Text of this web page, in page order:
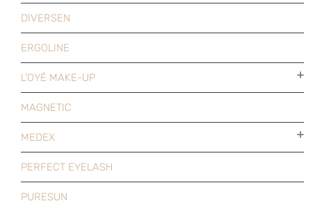
DIVERSEN
ERGOLINE
L'OYÉ MAKE-UP
MAGNETIC
MEDEX
PERFECT EYELASH
PURESUN